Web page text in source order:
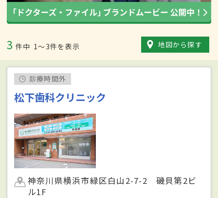
3 件中 1〜3件を表示 地図から探す
診療時間外
松下歯科クリニック
神奈川県横浜市緑区白山2-7-2 磯貝第2ビ
ル1F